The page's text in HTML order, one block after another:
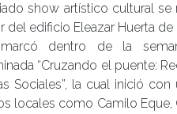
show artístico cultural
del edificio Eleazar Huerta
dentro de la
“Cruzando el puente:
Sociales”, la cual inició
locales como Camilo Eque,